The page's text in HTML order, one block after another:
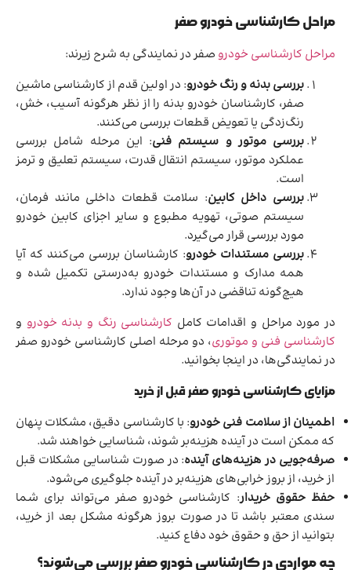
مراحل کارشناسی خودرو صفر
مراحل کارشناسی خودروصفر در نمایندگی به شرح زیرند:
بررسی بدنه و رنگ خودرو: در اولین قدم از کارشناسی ماشین
صفر، کارشناسان خودرو بدنه را از نظر هرگونه آسیب، خش،
رنگ‌زدگی یا تعویض قطعات بررسی می‌کنند.
بررسی موتور و سیستم فنی: این مرحله شامل بررسی
عملکرد موتور، سیستم انتقال قدرت، سیستم تعلیق و ترمز
است.
بررسی داخل کابین: سلامت قطعات داخلی مانند فرمان،
سیستم صوتی، تهویه مطبوع و سایر اجزای کابین خودرو
مورد بررسی قرار می‌گیرد.
بررسی مستندات خودرو: کارشناسان بررسی می‌کنند که آیا
همه مدارک و مستندات خودرو به‌درستی تکمیل شده و
هیچ‌گونه تناقضی در آن‌ها وجود ندارد.
در مورد مراحل و اقدامات کامل کارشناسی رنگ و بدنه خودرو و
کارشناسی فنی و موتوری، دو مرحله اصلی کارشناسی خودرو صفر
در نمایندگی‌ها، در اینجا بخوانید.
مزایای کارشناسی خودرو صفر قبل از خرید
اطمینان از سلامت فنی خودرو: با کارشناسی دقیق، مشکلات پنهان
که ممکن است در آینده هزینه‌بر شوند، شناسایی خواهند شد.
صرفه‌جویی در هزینه‌های آینده: در صورت شناسایی مشکلات قبل
از خرید، از بروز خرابی‌های هزینه‌بر در آینده جلوگیری می‌شود.
حفظ حقوق خریدار: کارشناسی خودرو صفر می‌تواند برای شما
سندی معتبر باشد تا در صورت بروز هرگونه مشکل بعد از خرید،
بتوانید از حق و حقوق خود دفاع کنید.
چه مواردی در کارشناسی خودرو صفر بررسی می‌شوند؟